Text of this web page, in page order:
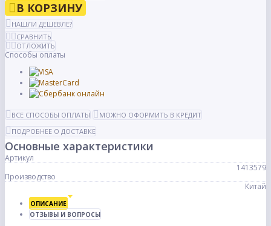
В КОРЗИНУ
НАШЛИ ДЕШЕВЛЕ?
СРАВНИТЬ
ОТЛОЖИТЬ
Способы оплаты
ВСЕ СПОСОБЫ ОПЛАТЫ
МОЖНО ОФОРМИТЬ В КРЕДИТ
ПОДРОБНЕЕ О ДОСТАВКЕ
Основные характеристики
Артикул
1413579
Производство
Китай
ОПИСАНИЕ
ОТЗЫВЫ И ВОПРОСЫ